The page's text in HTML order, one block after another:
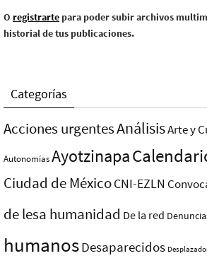
O registrarte para poder subir archivos
historial de tus publicaciones.
Categorías
Acciones urgentesAnálisisArte y
AutonomíasAyotzinapa
Ciudad de MéxicoCNI-EZLN
de lesa humanidad De la red
humanosDesaparecidos